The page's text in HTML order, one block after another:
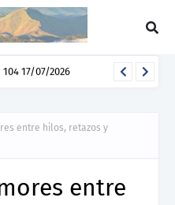
17/07/2026
entre hilos, retazos y
entre